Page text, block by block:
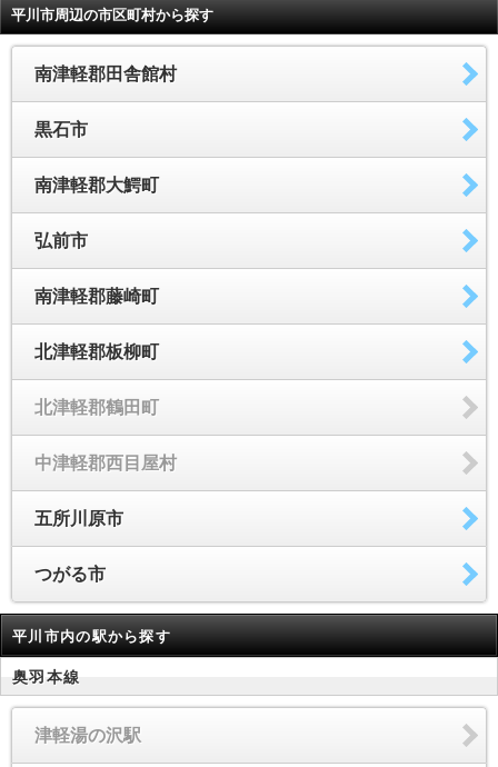
平川市周辺の市区町村から探す
南津軽郡田舎館村
黒石市
南津軽郡大鰐町
弘前市
南津軽郡藤崎町
北津軽郡板柳町
北津軽郡鶴田町
中津軽郡西目屋村
五所川原市
つがる市
平川市内の駅から探す
奥羽本線
津軽湯の沢駅